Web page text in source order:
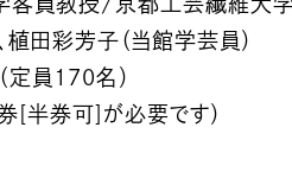
植田彩芳子（当館学芸員）
員170名）
[半券可]が必要です）